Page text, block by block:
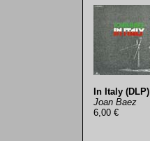
In Italy (DLP)
Joan Baez
6,00 €